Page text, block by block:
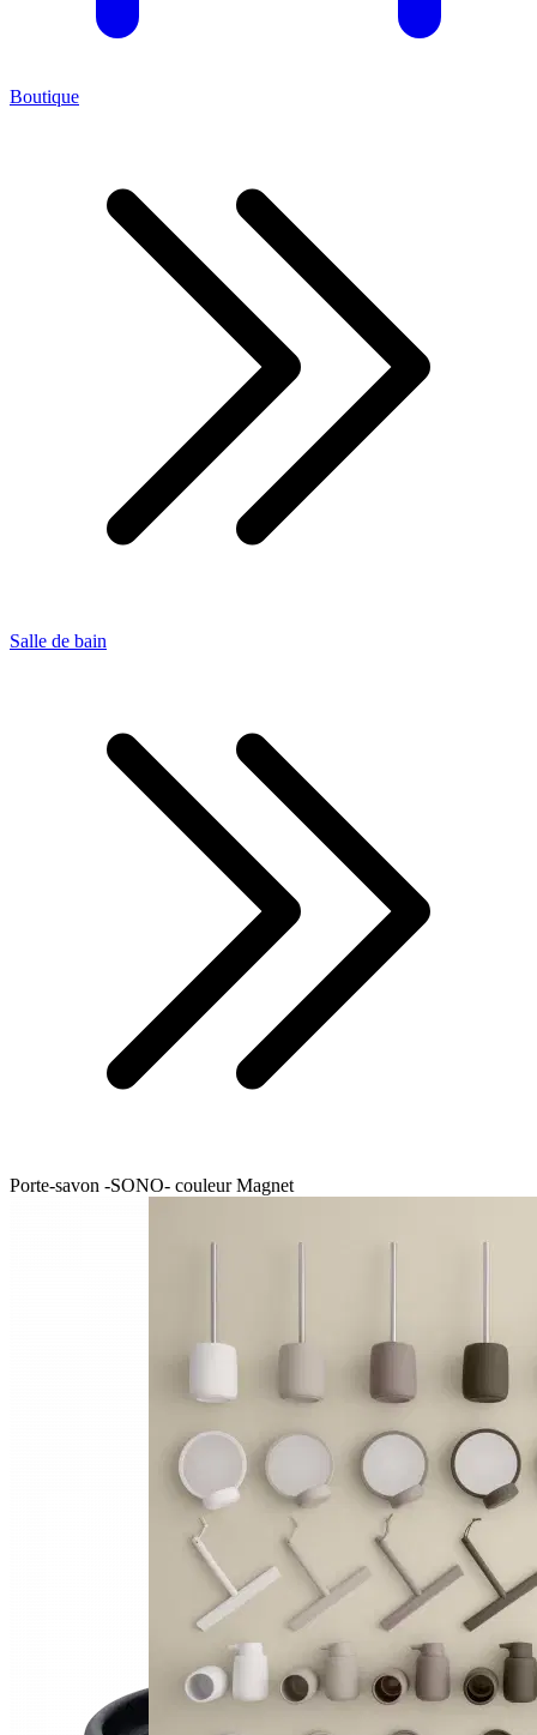
Boutique
Salle de bain
Porte-savon -SONO- couleur Magnet